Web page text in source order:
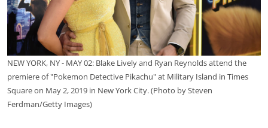
NEW YORK, NY - MAY 02: Blake Lively and Ryan Reynolds attend the
premiere of "Pokemon Detective Pikachu" at Military Island in Times
Square on May 2, 2019 in New York City. (Photo by Steven
Ferdman/Getty Images)